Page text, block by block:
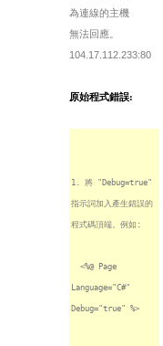
為連線的主機
無法回應。
104.17.112.233:80
原始程式錯誤:
1. 將 "Debug=true"
指示詞加入產生錯誤的
程式碼頂端。例如:
<%@ Page
Language="C#"
Debug="true" %>